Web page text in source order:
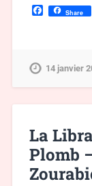
Facebook
Share
14 janvier
La
Plomb